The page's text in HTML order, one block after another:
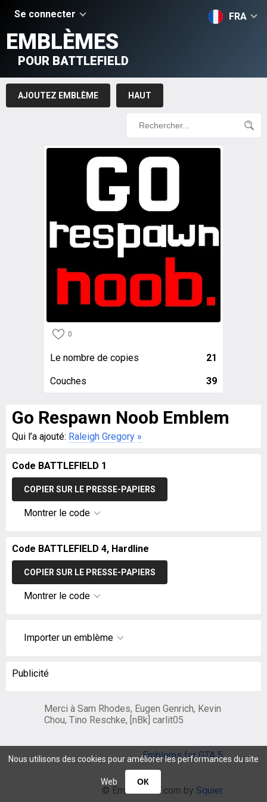
Nous utilisons des cookies pour améliorer les performances du site
Web ОК
Se connecter FRA
EMBLÈMES
POUR BATTLEFIELD
AJOUTEZ EMBLÈME HAUT
0
Le nombre de copies 21
Couches 39
Go Respawn Noob Emblem
Qui l’a ajouté: Raleigh Gregory »
Code BATTLEFIELD 1
COPIER SUR LE PRESSE-PAPIERS
Montrer le code
Code BATTLEFIELD 4, Hardline
COPIER SUR LE PRESSE-PAPIERS
Montrer le code
Importer un emblème
Publicité
Merci à Sam Rhodes, Eugen Genrich, Kevin
Chou, Tino Reschke, [nBk] carlit05
Emblems for GTA 5
© EmblemsBF.com by Squier